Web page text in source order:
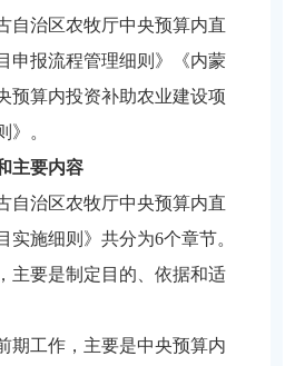
自治区农牧厅中央预算内直
申报流程管理细则》《内蒙
预算内投资补助农业建设项
》。
主要内容
自治区农牧厅中央预算内直
实施细则》共分为6个章节。
主要是制定目的、依据和适
期工作，主要是中央预算内